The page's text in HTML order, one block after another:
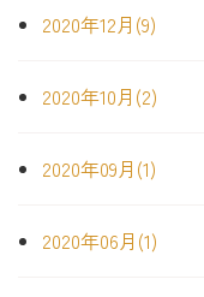
2020年12月(9)
2020年10月(2)
2020年09月(1)
2020年06月(1)